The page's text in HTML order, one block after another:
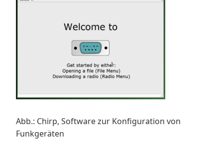
Abb.: Chirp, Software zur Konfiguration von
Funkgeräten